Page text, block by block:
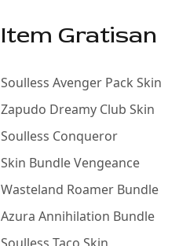
Item Gratisan
Soulless Avenger Pack Skin
Zapudo Dreamy Club Skin
Soulless Conqueror
Skin Bundle Vengeance
Wasteland Roamer Bundle
Azura Annihilation Bundle